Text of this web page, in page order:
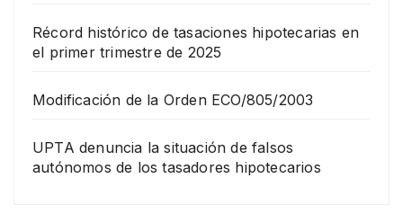
Récord histórico de tasaciones hipotecarias en
el primer trimestre de 2025
Modificación de la Orden ECO/805/2003
UPTA denuncia la situación de falsos
autónomos de los tasadores hipotecarios